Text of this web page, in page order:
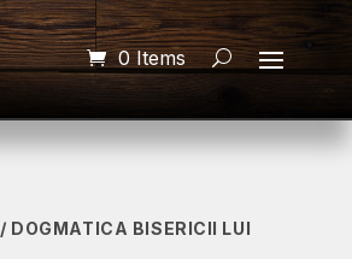
0 Items
/ DOGMATICA BISERICII LUI